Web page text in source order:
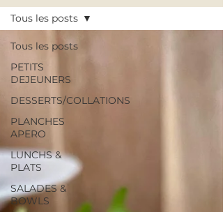
Tous les posts
PETITS
DEJEUNERS
DESSERTS/COLLATIONS
PLANCHES
APERO
LUNCHS &
PLATS
SALADES &
BOWLS
Tous les posts